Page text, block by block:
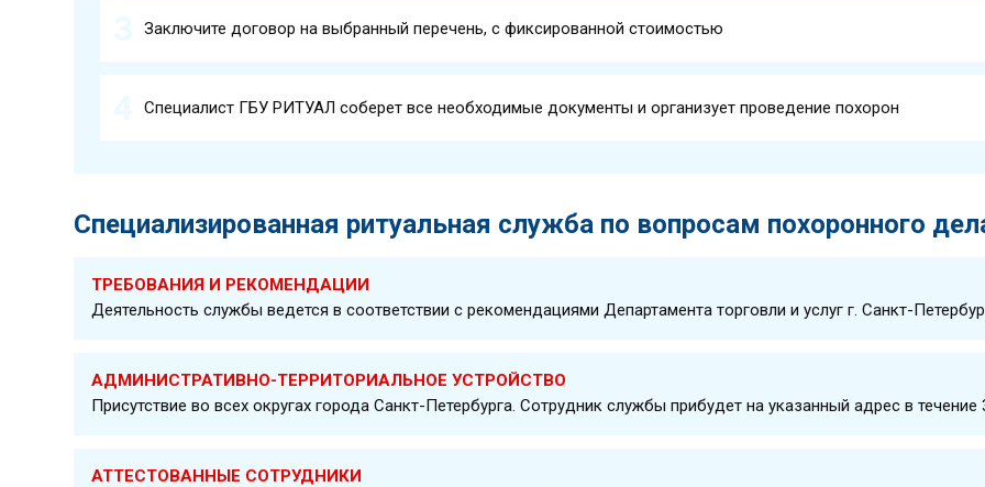
Заключите договор на выбранный перечень, с фиксированной стоимостью
Специалист ГБУ РИТУАЛ соберет все необходимые документы и организует проведение похорон
Специализированная ритуальная служба по вопросам похоронного
ТРЕБОВАНИЯ И РЕКОМЕНДАЦИИ
Деятельность службы ведется в соответствии с рекомендациями Департамента торговли и услуг г. Санкт-
АДМИНИСТРАТИВНО-ТЕРРИТОРИАЛЬНОЕ УСТРОЙСТВО
Присутствие во всех округах города Санкт-Петербурга. Сотрудник службы прибудет на указанный адрес в
АТТЕСТОВАННЫЕ СОТРУДНИКИ